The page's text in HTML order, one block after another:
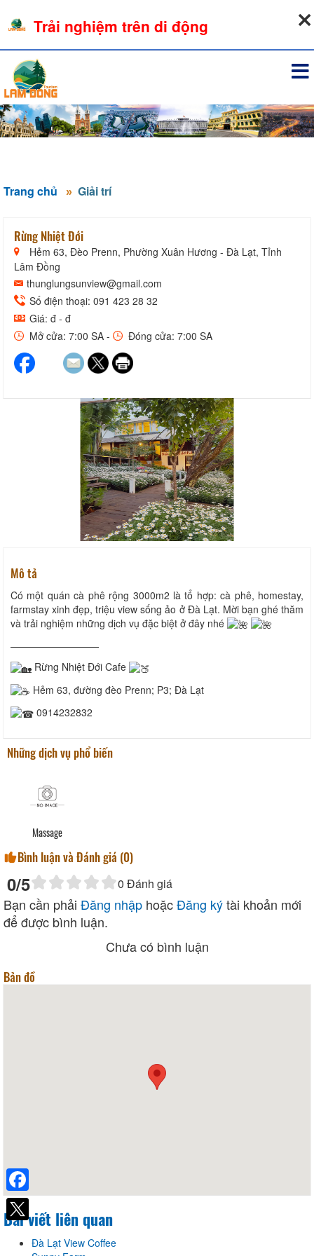
Trang chủ Giải trí
Rừng Nhiệt Đới
Hẻm 63, Đèo Prenn, Phường Xuân Hương - Đà Lạt, Tỉnh
Lâm Đồng
thunglungsunview@gmail.com
Số điện thoại: 091 423 28 32
Giá: đ - đ
Mở cửa: 7:00 SA -
Đóng cửa: 7:00 SA
Mô tả
Có một quán cà phê rộng 3000m2 là tổ hợp: cà phê, homestay,
farmstay xinh đẹp, triệu view sống ảo ở Đà Lạt. Mời bạn ghé thăm
và trải nghiệm những dịch vụ đặc biệt ở đây nhé
—————————
Rừng Nhiệt Đới Cafe
Hẻm 63, đường đèo Prenn; P3; Đà Lạt
0914232832
Những dịch vụ phổ biến
Massage
Bình luận và Đánh giá (0)
0/5 0 Đánh giá
Bạn cần phải Đăng nhập hoặcĐăng kýtài khoản mới
để được bình luận.
Chưa có bình luận
Bản đồ
Bài viết liên quan
Đà Lạt View Coffee
Trải nghiệm trên di động
Facebook